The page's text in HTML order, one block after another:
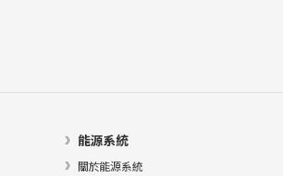
能源系統
關於能源系統